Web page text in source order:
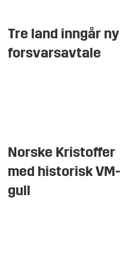
Tre land inngår ny
forsvarsavtale
Norske Kristoffer
med historisk VM-
gull